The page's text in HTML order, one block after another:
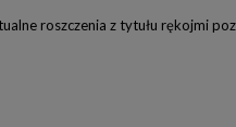
roszczenia z tytułu rękojmi